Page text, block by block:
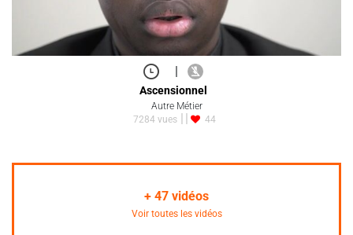
|
Ascensionnel
Autre Métier
7284 vues
44
+ 47 vidéos
Voir toutes les vidéos